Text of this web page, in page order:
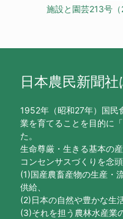
施設と園芸213号
日本農民新聞社
1952年（昭和27年）国民
業を育てることを目的に
た。
生命尊厳・生きる基本の
コンセンサスづくりを念頭
(1)国産農畜産物の生産・
供給、
(2)日本の自然や豊かな生
(3)それを担う農林水産業